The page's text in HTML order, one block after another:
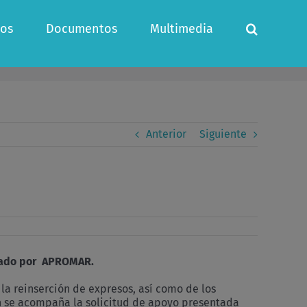
Documentos Multimedia
Anterior Siguiente
por APROMAR.
reinserción de expresos, así como de los
acompaña la solicitud de apoyo presentada